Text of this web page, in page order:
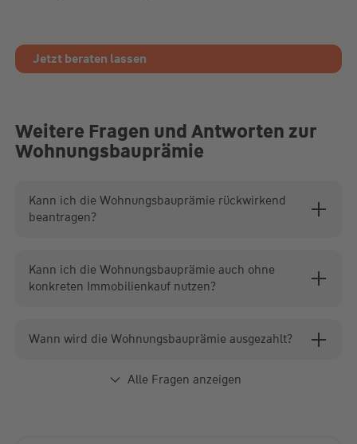
Jetzt beraten lassen
Weitere Fragen und Antworten zur
Wohnungsbauprämie
Kann ich die Wohnungsbauprämie rückwirkend
beantragen?
Kann ich die Wohnungsbauprämie auch ohne
konkreten Immobilienkauf nutzen?
Wann wird die Wohnungsbauprämie ausgezahlt?
Alle Fragen anzeigen